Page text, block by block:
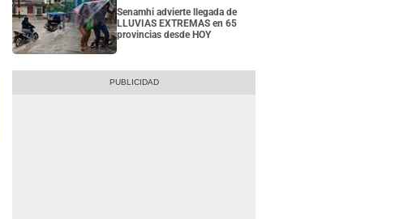
Senamhi advierte llegada de
LLUVIAS EXTREMAS en 65
provincias desde HOY